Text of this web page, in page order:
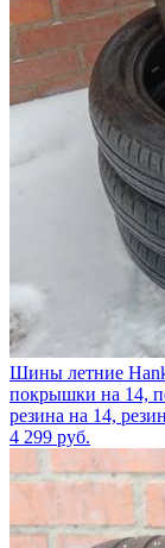
Шины летние
покрышки на 14,
резина на 14,
4 299 руб.